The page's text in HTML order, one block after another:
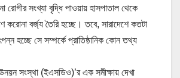
রোগীর সংখ্যা বৃদ্ধি পাওয়ায় হাসপাতাল থেকে
করোনা বর্জ্য তৈরি হচ্ছে। তবে, সারাদেশে কতটা
হচ্ছে সে সম্পর্কে প্রাতিষ্ঠানিক কোন তথ্য
সংস্থা (ইএসডিও)’র এক সমীক্ষায় দেখা